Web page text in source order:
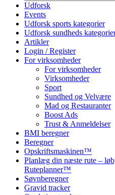
Udforsk
Events
Udforsk sports kategorier
Udforsk sundheds
Artikler
Login / Register
For virksomheder
For virksomheder
Virksomheder
Sport
Sundhed og Velvære
Mad og Restauranter
Boost Ads
Trust & Anmeldelser
BMI beregner
Beregner
Opskriftsmaskinen™
Planlæg din næste rute –
Ruteplanner™
Søvnberegner
Gravid tracker